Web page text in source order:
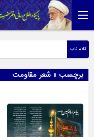
کلام ناب
برچسب » شعر مقاومت